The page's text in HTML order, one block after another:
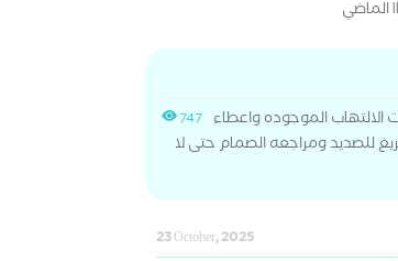
747 الموجوده واعطاء
للصديد ومراجعه الصمام حتى لا
23 October, 2025